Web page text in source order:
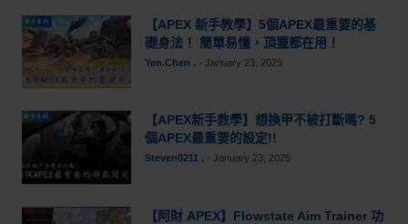
【APEX 新手教學】5個APEX最重要的基
礎身法！ 簡單易懂，頂獵都在用！
Yen.Chen . - January 23, 2025
【APEX新手教學】想換甲不被打斷嗎? 5
個APEX最重要的設定!!
Steven0211 . - January 23, 2025
【阿財 APEX】Flowstate Aim Trainer 功